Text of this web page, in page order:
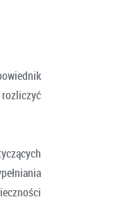
rozliczyć